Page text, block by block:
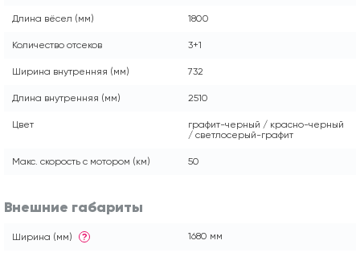
Длина вёсел (мм) 1800
Количество отсеков 3+1
Ширина внутренняя (мм) 732
Длина внутренняя (мм) 2510
Цвет
графит-черный / красно-черный
/ светлосерый-графит
Макс. скорость с мотором (км) 50
Внешние габариты
Ширина (мм) ? 1680 мм